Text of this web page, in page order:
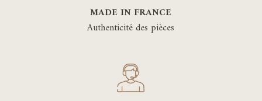
MADE IN FRANCE
Authenticité des pièces